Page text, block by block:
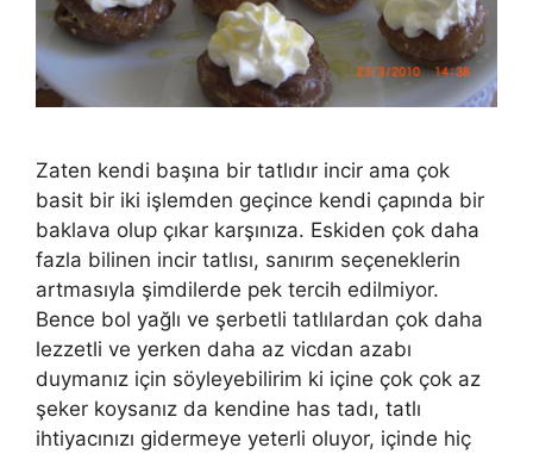
Zaten kendi başına bir tatlıdır incir ama çok
basit bir iki işlemden geçince kendi çapında bir
baklava olup çıkar karşınıza. Eskiden çok daha
fazla bilinen incir tatlısı, sanırım seçeneklerin
artmasıyla şimdilerde pek tercih edilmiyor.
Bence bol yağlı ve şerbetli tatlılardan çok daha
lezzetli ve yerken daha az vicdan azabı
duymanız için söyleyebilirim ki içine çok çok az
şeker koysanız da kendine has tadı, tatlı
ihtiyacınızı gidermeye yeterli oluyor, içinde hiç